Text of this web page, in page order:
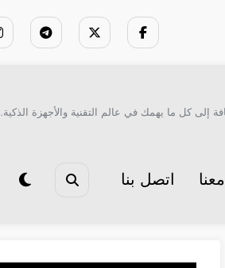
إلى كل ما يهمك في عالم التقنية والأجهزة الذكية.
اتصل بنا